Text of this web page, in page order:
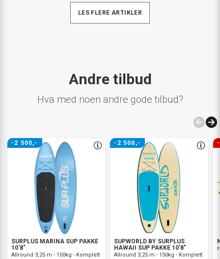
LES FLERE ARTIKLER
Andre tilbud
Hva med noen andre gode tilbud?
-2 500,-
SURPLUS MARINA SUP PAKKE
10'8"
Allround 3,25 m - 150kg - Komplett
-2 500,-
SUPWORLD BY SURPLUS
HAWAII SUP PAKKE 10'8"
Allround 3,25 m - 150kg - Komplett